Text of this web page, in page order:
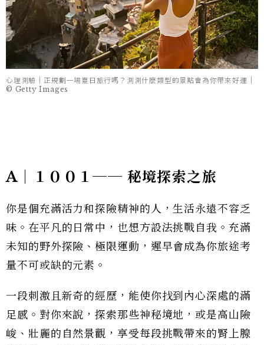
心理測驗｜正規劃一場夏日旅行嗎？測測什麼類型的景點會為你帶來好運｜
© Getty Images
A｜１００１── 秘境探索之旅
你是個充滿活力和探險精神的人，生活永遠不容乏
味。在平凡的日常中，也想方設法挑戰自我。充滿
未知的野外探險、極限運動，遲早會成為你旅途考
量不可或缺的元素。
一段刺激且新奇的經歷，能使你找到內心深處的滿
足感。對你來說，探索那些神秘境地，或是高山險
峻、壯麗的自然景觀，享受每段挑戰帶來的腎上腺